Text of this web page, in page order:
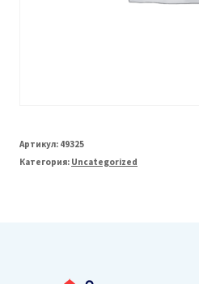
Артикул: 49325
Категория: Uncategorized